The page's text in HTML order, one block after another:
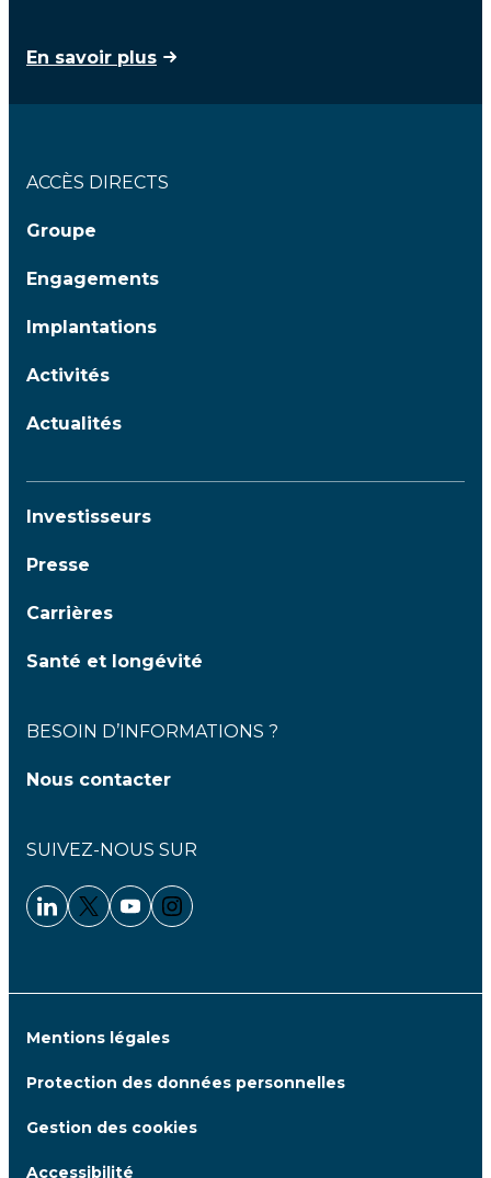
En savoir plus
ACCÈS DIRECTS
Groupe
Engagements
Implantations
Activités
Actualités
Investisseurs
Presse
Carrières
Santé et longévité
BESOIN D’INFORMATIONS ?
Nous contacter
SUIVEZ-NOUS SUR
Linkedin - Clariane
Twitter - Clariane
Youtube - Clariane
Instagram - Clariane
Mentions légales
Protection des données personnelles
Gestion des cookies
Accessibilité